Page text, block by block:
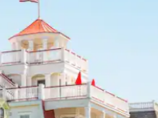
ou tocando e